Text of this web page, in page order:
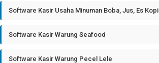
Software Kasir Usaha Minuman Boba, Jus, Es Kopi
Software Kasir Warung Seafood
Software Kasir Warung Pecel Lele